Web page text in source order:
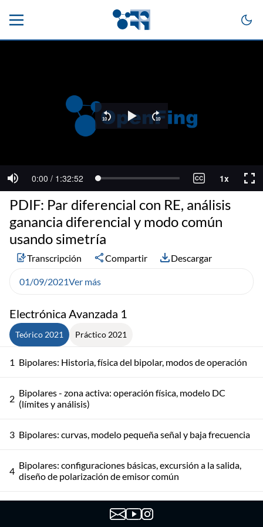
Electrónica Avanzada 1
Teórico 2021 Práctico 2021
1 Bipolares: Historia, física del bipolar, modos de operación
2 Bipolares - zona activa: operación física, modelo DC
(límites y análisis)
3 Bipolares: curvas, modelo pequeña señal y baja frecuencia
4 Bipolares: configuraciones básicas, excursión a la salida,
diseño de polarización de emisor común
Bipolares: diseño de polarización de emisor común,
modelo en saturación, resumen zonas de operación, MOS
PDIF: Par diferencial con RE, análisis
ganancia diferencial y modo común
usando simetría
Transcripción Compartir Descargar
01/09/2021Ver más